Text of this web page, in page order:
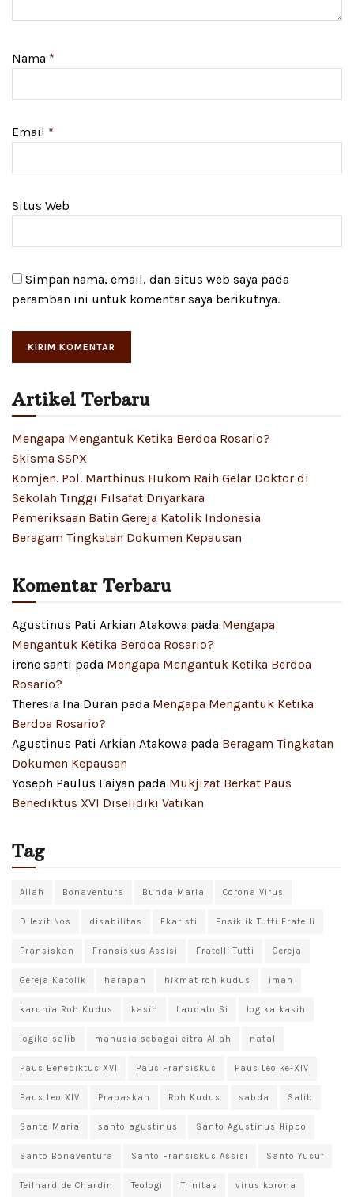
Nama *
Email *
Situs Web
Simpan nama, email, dan situs web saya pada
peramban ini untuk komentar saya berikutnya.
Artikel Terbaru
Mengapa Mengantuk Ketika Berdoa Rosario?
Skisma SSPX
Komjen. Pol. Marthinus Hukom Raih Gelar Doktor di
Sekolah Tinggi Filsafat Driyarkara
Pemeriksaan Batin Gereja Katolik Indonesia
Beragam Tingkatan Dokumen Kepausan
Komentar Terbaru
Agustinus Pati Arkian Atakowa pada Mengapa
Mengantuk Ketika Berdoa Rosario?
irene santi pada Mengapa Mengantuk Ketika Berdoa
Rosario?
Theresia Ina Duran pada Mengapa Mengantuk Ketika
Berdoa Rosario?
Agustinus Pati Arkian Atakowa pada Beragam Tingkatan
Dokumen Kepausan
Yoseph Paulus Laiyan pada Mukjizat Berkat Paus
Benediktus XVI Diselidiki Vatikan
Tag
Allah Bonaventura Bunda Maria Corona Virus
Dilexit Nos disabilitas Ekaristi Ensiklik Tutti Fratelli
Fransiskan Fransiskus Assisi Fratelli Tutti Gereja
Gereja Katolik harapan hikmat roh kudus iman
karunia Roh Kudus kasih Laudato Si logika kasih
logika salib manusia sebagai citra Allah natal
Paus Benediktus XVI Paus Fransiskus Paus Leo ke-XIV
Paus Leo XIV Prapaskah Roh Kudus sabda Salib
Santa Maria santo agustinus Santo Agustinus Hippo
Santo Bonaventura Santo Fransiskus Assisi Santo Yusuf
Teilhard de Chardin Teologi Trinitas virus korona